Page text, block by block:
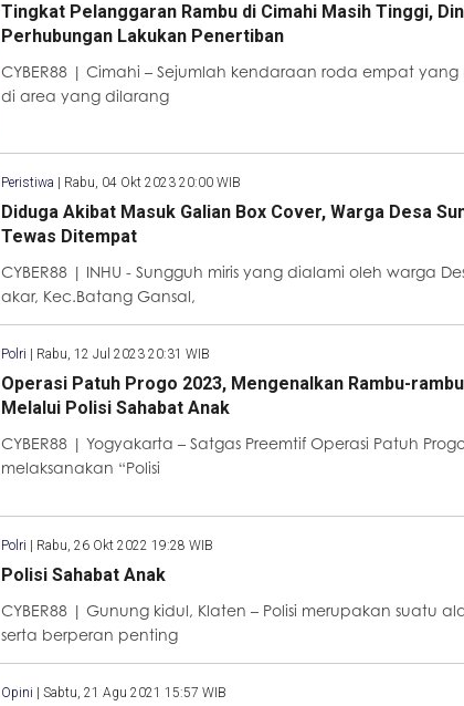
Tingkat Pelanggaran Rambu di Cimahi Masih Tinggi,
Perhubungan Lakukan Penertiban
CYBER88 | Cimahi – Sejumlah kendaraan roda empat yang
di area yang dilarang
Peristiwa Rabu, 04 Okt 2023 20:00 WIB
Diduga Akibat Masuk Galian Box Cover, Warga Desa
Tewas Ditempat
CYBER88 | INHU - Sungguh miris yang dialami oleh warga
akar, Kec.Batang Gansal,
Polri Rabu, 12 Jul 2023 20:31 WIB
Operasi Patuh Progo 2023, Mengenalkan Rambu-
Melalui Polisi Sahabat Anak
CYBER88 | Yogyakarta – Satgas Preemtif Operasi Patuh
melaksanakan “Polisi
Polri Rabu, 26 Okt 2022 19:28 WIB
Polisi Sahabat Anak
CYBER88 | Gunung kidul, Klaten – Polisi merupakan suatu
serta berperan penting
Opini Sabtu, 21 Agu 2021 15:57 WIB